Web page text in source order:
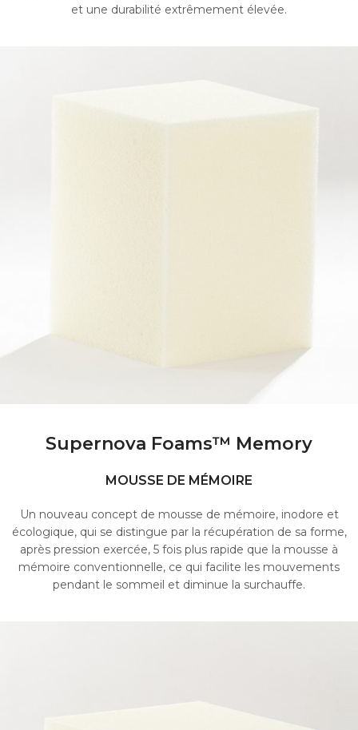
et une durabilité extrêmement élevée.
Supernova Foams™ Memory
MOUSSE DE MÉMOIRE
Un nouveau concept de mousse de mémoire, inodore et
écologique, qui se distingue par la récupération de sa forme,
après pression exercée, 5 fois plus rapide que la mousse à
mémoire conventionnelle, ce qui facilite les mouvements
pendant le sommeil et diminue la surchauffe.